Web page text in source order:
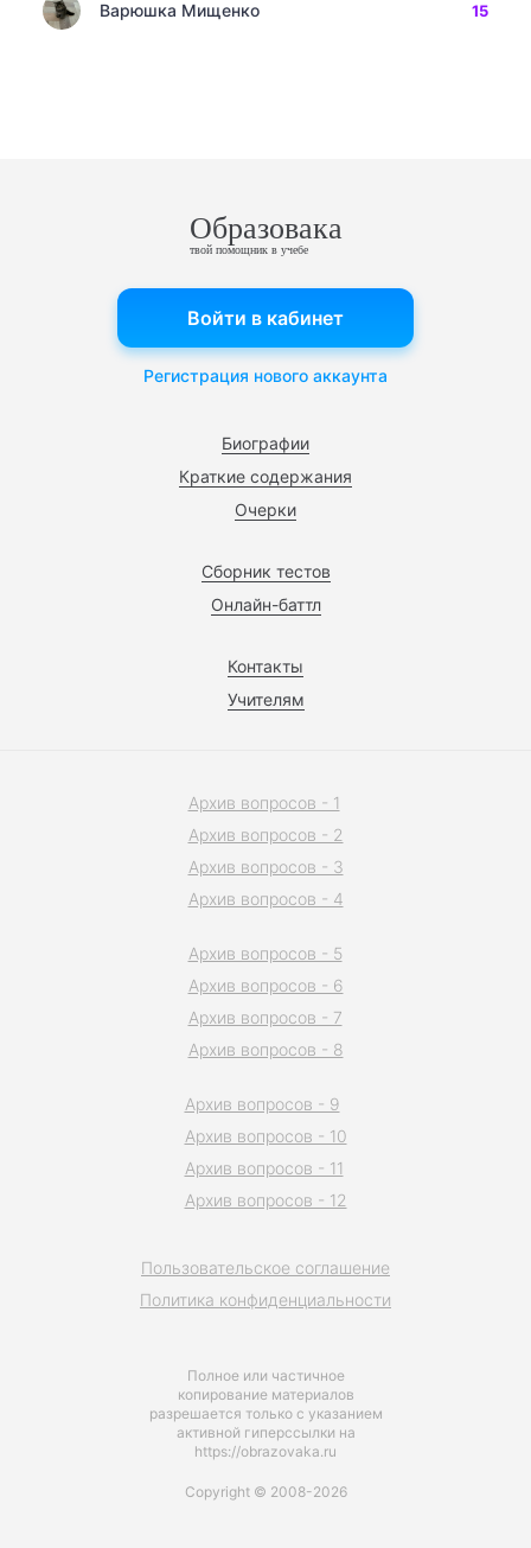
Варюшка Мищенко 15
Образовака
твой помощник в учебе
Биографии
Краткие содержания
Очерки
Сборник тестов
Онлайн-баттл
Контакты
Учителям
Войти в кабинет
Регистрация нового аккаунта
Полное или частичное
копирование материалов
разрешается только с указанием
активной гиперссылки на
https://obrazovaka.ru
Пользовательское соглашение
Политика конфиденциальности
Архив вопросов - 1
Архив вопросов - 2
Архив вопросов - 3
Архив вопросов - 4
Архив вопросов - 5
Архив вопросов - 6
Архив вопросов - 7
Архив вопросов - 8
Архив вопросов - 9
Архив вопросов - 10
Архив вопросов - 11
Архив вопросов - 12
Copyright © 2008-2026